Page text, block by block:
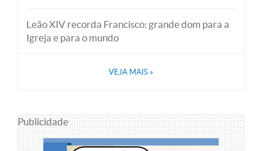
Leão XIV recorda Francisco: grande dom para a
Igreja e para o mundo
VEJA MAIS »
Publicidade